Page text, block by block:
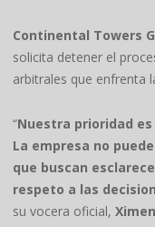
Continental Towers
solicita detener el
arbitrales que enfrenta
“Nuestra prioridad
La empresa no
que buscan
respeto a las
su vocera oficial,